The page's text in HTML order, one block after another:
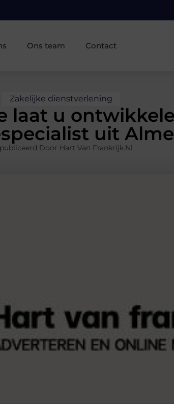
Ons team Contact
Zakelijke dienstverlening
laat u
uit
Door Hart Van Frankrijk.nl